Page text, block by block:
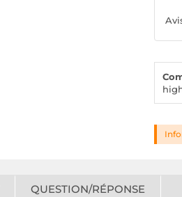
QUESTION/RÉPONSE